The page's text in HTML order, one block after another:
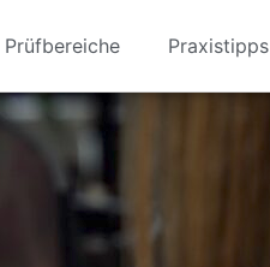
Prüfbereiche Praxistipps